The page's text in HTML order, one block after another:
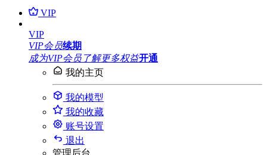
VIP
VIP
VIP会员续期
成为VIP会员 了解更多权益开通
我的主页
我的模型
我的收藏
账号设置
退出
管理后台